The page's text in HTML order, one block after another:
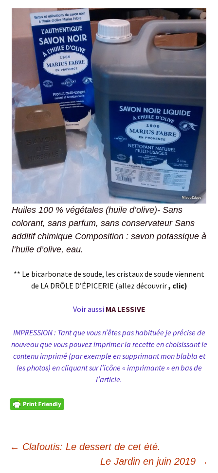
Huiles 100 % végétales (huile d’olive)- Sans
colorant, sans parfum, sans conservateur Sans
additif chimique Composition : savon potassique à
l’huile d’olive, eau.
** Le bicarbonate de soude, les cristaux de soude viennent
de LA DRÔLE D’ÉPICERIE (allez découvrir, clic)
Voir aussi MA LESSIVE
IMPRESSION : Tant que vous n’êtes pas habituée je précise de
nouveau que vous pouvez imprimer la recette en choisissant le
contenu imprimé (par exemple en supprimant mon blabla et
les photos) en cliquant sur l’icône « imprimante » en bas de
l’article.
Navigation
← Clafoutis: Le dessert de cet été.
Le Jardin en juin 2019 →